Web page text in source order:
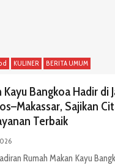
KULINER BERITA UMUM
Kayu Bangkoa Hadir di
Sajikan
Terbaik
Rumah Makan Kayu